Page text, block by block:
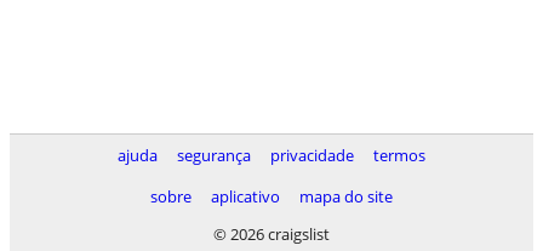
ajuda segurança privacidade
termos
sobre
aplicativo
mapa do site
© 2026 craigslist